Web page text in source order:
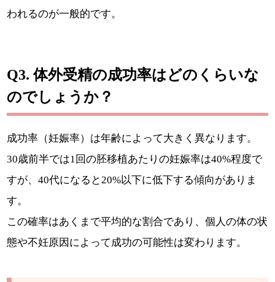
われるのが一般的です。
Q3. 体外受精の成功率はどのくらいな
のでしょうか？
成功率（妊娠率）は年齢によって大きく異なります。
30歳前半では1回の胚移植あたりの妊娠率は40%程度で
すが、40代になると20%以下に低下する傾向がありま
す。
この確率はあくまで平均的な割合であり、個人の体の状
態や不妊原因によって成功の可能性は変わります。